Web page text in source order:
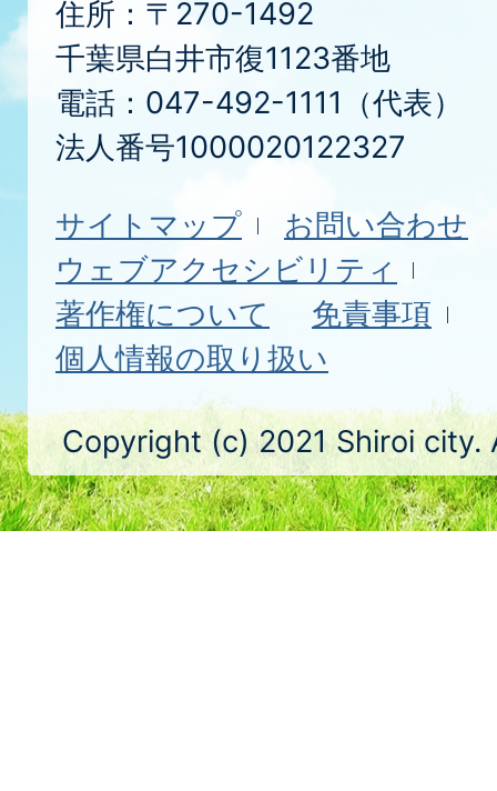
住所：〒270-1492
千葉県白井市復1123番地
電話：047-492-1111（代表）
法人番号1000020122327
サイトマップ
お問い合わせ
ウェブアクセシビリティ
著作権について
免責事項
個人情報の取り扱い
Copyright (c) 2021 Shiroi city.